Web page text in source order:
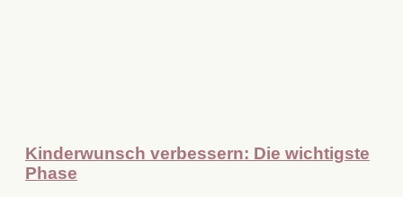
Kinderwunsch verbessern: Die wichtigste
Phase